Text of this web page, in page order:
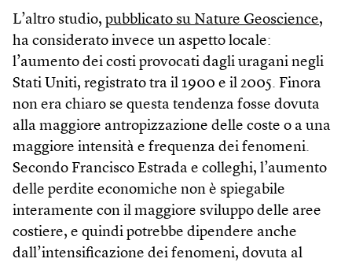
L’altro studio, pubblicato su Nature Geoscience,
ha considerato invece un aspetto locale:
l’aumento dei costi provocati dagli uragani negli
Stati Uniti, registrato tra il 1900 e il 2005. Finora
non era chiaro se questa tendenza fosse dovuta
alla maggiore antropizzazione delle coste o a una
maggiore intensità e frequenza dei fenomeni.
Secondo Francisco Estrada e colleghi, l’aumento
delle perdite economiche non è spiegabile
interamente con il maggiore sviluppo delle aree
costiere, e quindi potrebbe dipendere anche
dall’intensificazione dei fenomeni, dovuta al